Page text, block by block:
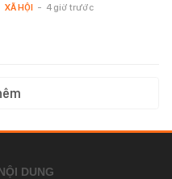
XÃ HỘI - 4 giờ trước
DUNG